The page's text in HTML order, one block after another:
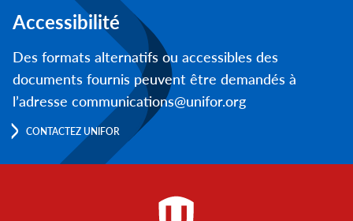
Accessibilité
Des formats alternatifs ou accessibles des
documents fournis peuvent être demandés à
l’adresse communications@unifor.org
CONTACTEZ UNIFOR